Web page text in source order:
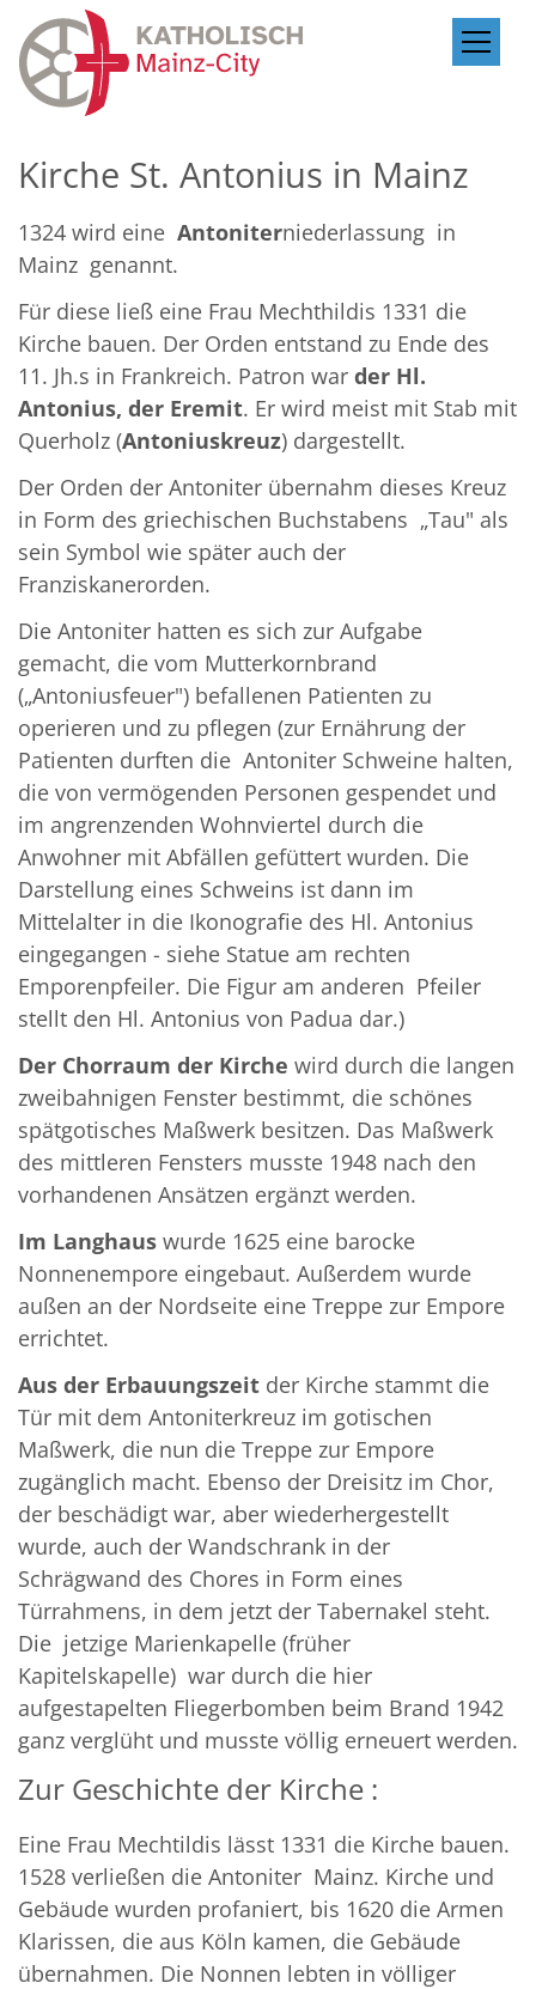
Zum Inhalt springen
Kirche St. Antonius in Mainz
1324 wird eine Antoniterniederlassung in
Mainz genannt.
Für diese ließ eine Frau Mechthildis 1331 die
Kirche bauen. Der Orden entstand zu Ende des
11. Jh.s in Frankreich. Patron war der Hl.
Antonius, der Eremit. Er wird meist mit Stab mit
Querholz (Antoniuskreuz) dargestellt.
Der Orden der Antoniter übernahm dieses Kreuz
in Form des griechischen Buchstabens „Tau" als
sein Symbol wie später auch der
Franziskanerorden.
Die Antoniter hatten es sich zur Aufgabe
gemacht, die vom Mutterkornbrand
(„Antoniusfeuer") befallenen Patienten zu
operieren und zu pflegen (zur Ernährung der
Patienten durften die Antoniter Schweine halten,
die von vermögenden Personen gespendet und
im angrenzenden Wohnviertel durch die
Anwohner mit Abfällen gefüttert wurden. Die
Darstellung eines Schweins ist dann im
Mittelalter in die Ikonografie des Hl. Antonius
eingegangen - siehe Statue am rechten
Emporenpfeiler. Die Figur am anderen Pfeiler
stellt den Hl. Antonius von Padua dar.)
Der Chorraum der Kirche wird durch die langen
zweibahnigen Fenster bestimmt, die schönes
spätgotisches Maßwerk besitzen. Das Maßwerk
des mittleren Fensters musste 1948 nach den
vorhandenen Ansätzen ergänzt werden.
Im Langhaus wurde 1625 eine barocke
Nonnenempore eingebaut. Außerdem wurde
außen an der Nordseite eine Treppe zur Empore
errichtet.
Aus der Erbauungszeit der Kirche stammt die
Tür mit dem Antoniterkreuz im gotischen
Maßwerk, die nun die Treppe zur Empore
zugänglich macht. Ebenso der Dreisitz im Chor,
der beschädigt war, aber wiederhergestellt
wurde, auch der Wandschrank in der
Schrägwand des Chores in Form eines
Türrahmens, in dem jetzt der Tabernakel steht.
Die jetzige Marienkapelle (früher
Kapitelskapelle) war durch die hier
aufgestapelten Fliegerbomben beim Brand 1942
ganz verglüht und musste völlig erneuert werden.
Zur Geschichte der Kirche :
Eine Frau Mechtildis lässt 1331 die Kirche bauen.
1528 verließen die Antoniter Mainz. Kirche und
Gebäude wurden profaniert, bis 1620 die Armen
Klarissen, die aus Köln kamen, die Gebäude
übernahmen. Die Nonnen lebten in völliger